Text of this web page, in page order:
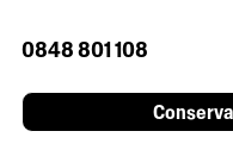
0848 801 108